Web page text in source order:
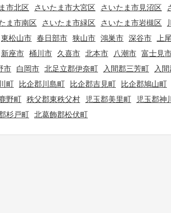
市北区 さいたま市大宮区 さいたま市見沼区
ま市南区 さいたま市緑区 さいたま市岩槻区
東松山市 春日部市 狭山市 鴻巣市 深谷市 上
新座市 桶川市 久喜市 北本市 八潮市 富士見
市 白岡市 北足立郡伊奈町 入間郡三芳町 入
町 比企郡川島町 比企郡吉見町 比企郡鳩山町
野町 秩父郡東秩父村 児玉郡美里町 児玉郡神
杉戸町 北葛飾郡松伏町